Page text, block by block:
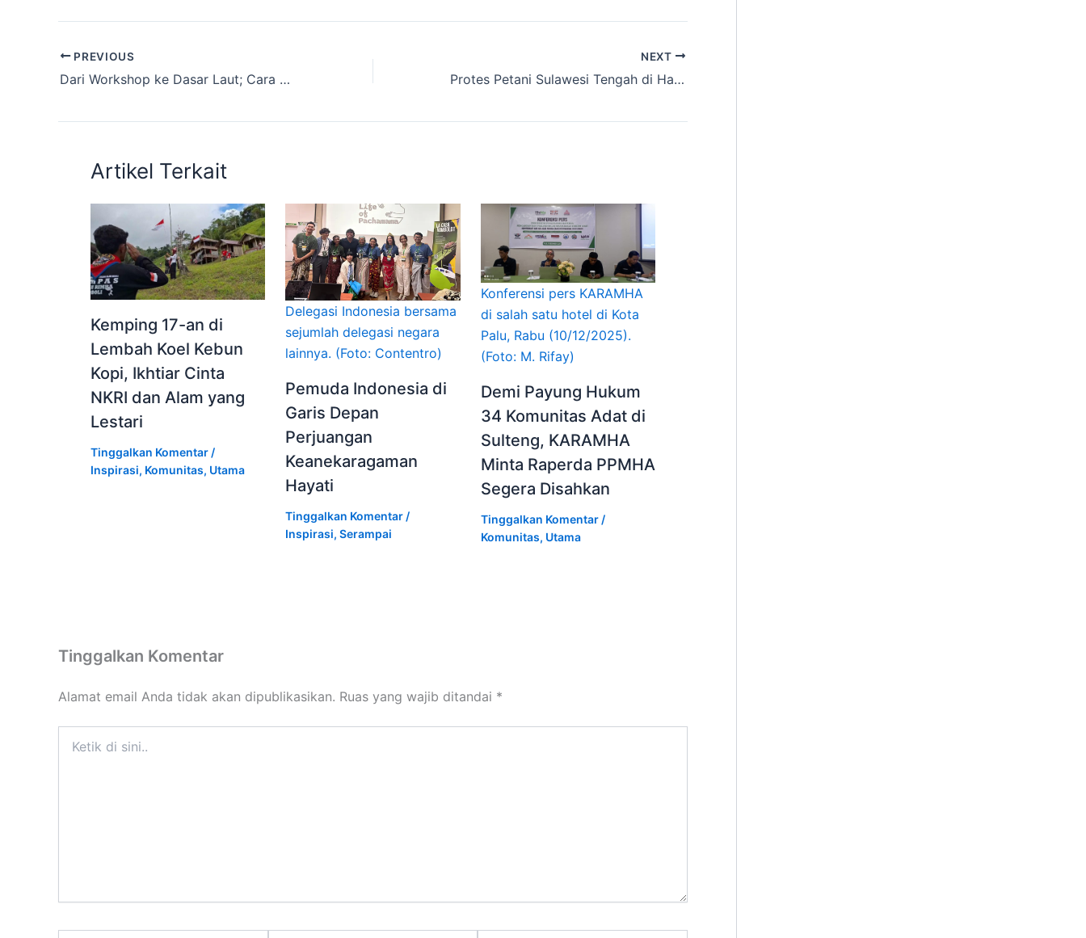
PREVIOUS
Dari Workshop ke Dasar Laut; Cara Mahasiswa Untad dan Peneliti Jaga Ekosistem Teluk Palu
NEXT
Protes Petani Sulawesi Tengah di Hari Tani: Ancaman Taman Nasional, KEK, investasi, hingga Bank Tanah
Artikel Terkait
Kemping 17-an di
Lembah Koel Kebun
Kopi, Ikhtiar Cinta
NKRI dan Alam yang
Lestari
Tinggalkan Komentar /
Inspirasi, Komunitas, Utama
Delegasi Indonesia bersama
sejumlah delegasi negara
lainnya. (Foto: Contentro)
Pemuda Indonesia di
Garis Depan
Perjuangan
Keanekaragaman
Hayati
Tinggalkan Komentar /
Inspirasi,Serampai
Konferensi pers KARAMHA
di salah satu hotel di Kota
Palu, Rabu (10/12/2025).
(Foto: M. Rifay)
Demi Payung Hukum
34 Komunitas Adat di
Sulteng, KARAMHA
Minta Raperda PPMHA
Segera Disahkan
Tinggalkan Komentar /
Komunitas, Utama
Tinggalkan Komentar
Alamat email Anda tidak akan dipublikasikan. Ruas yang wajib ditandai *